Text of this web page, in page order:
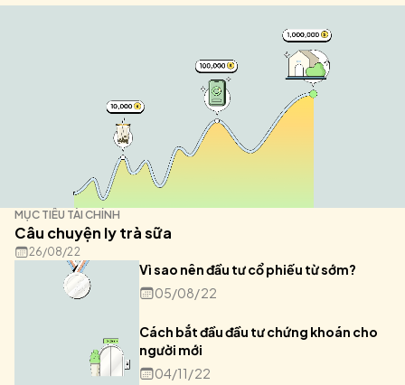
MỤC TIÊU TÀI CHÍNH
Câu chuyện ly trà sữa
26/08/22
Vì sao nên đầu tư cổ phiếu từ sớm?
05/08/22
Cách bắt đầu đầu tư chứng khoán cho
người mới
04/11/22